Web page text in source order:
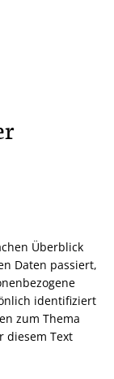
Erweiterung
hat Zukunft
2025
Sportverein
Team
Krav Maga
Backes
Überblick
Daten passiert,
identifiziert
zum Thema
diesem Text